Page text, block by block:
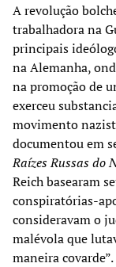
A revolução
trabalhadora na
principais
na Alemanha,
na promoção de
exerceu
movimento
documentou em
Raízes Russas do
Reich basearam
conspiratórias-
consideravam o
malévola que
maneira covarde”.